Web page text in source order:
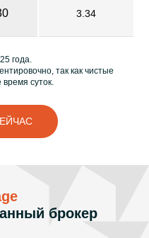
3.34
года.
так как чистые
время суток.
брокер